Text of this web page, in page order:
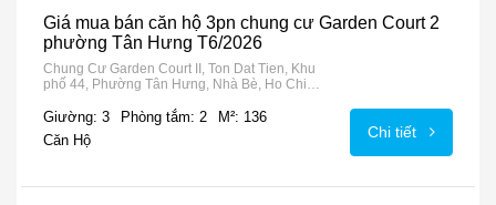
Giá mua bán căn hộ 3pn chung cư Garden Court 2
phường Tân Hưng T6/2026
Chung Cư Garden Court II, Ton Dat Tien, Khu
phố 44, Phường Tân Hưng, Nhà Bè, Ho Chi
Giường: 3 Phòng tắm: 2
M²: 136
Căn Hộ
Chi tiết